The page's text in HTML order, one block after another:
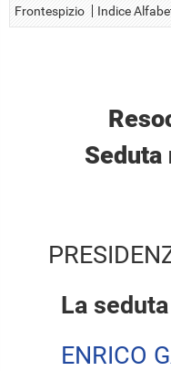
Frontespizio Indice
La
ENRICO